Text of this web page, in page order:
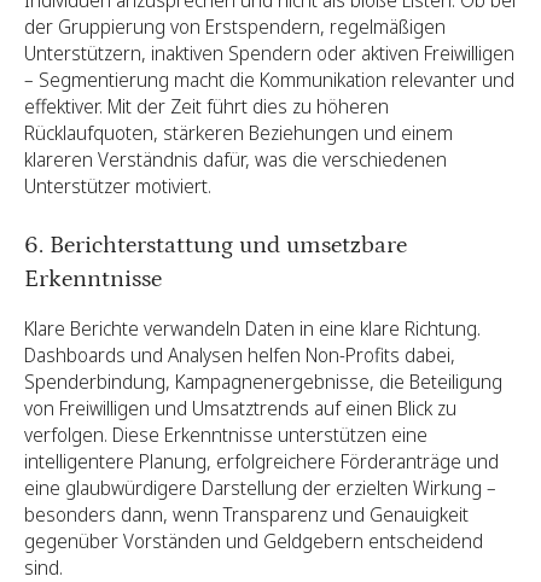
der Gruppierung von Erstspendern, regelmäßigen
Unterstützern, inaktiven Spendern oder aktiven Freiwilligen
– Segmentierung macht die Kommunikation relevanter und
effektiver. Mit der Zeit führt dies zu höheren
Rücklaufquoten, stärkeren Beziehungen und einem
klareren Verständnis dafür, was die verschiedenen
Unterstützer motiviert.
6. Berichterstattung und umsetzbare
Erkenntnisse
Klare Berichte verwandeln Daten in eine klare Richtung.
Dashboards und Analysen helfen Non-Profits dabei,
Spenderbindung, Kampagnenergebnisse, die Beteiligung
von Freiwilligen und Umsatztrends auf einen Blick zu
verfolgen. Diese Erkenntnisse unterstützen eine
intelligentere Planung, erfolgreichere Förderanträge und
eine glaubwürdigere Darstellung der erzielten Wirkung –
besonders dann, wenn Transparenz und Genauigkeit
gegenüber Vorständen und Geldgebern entscheidend
sind.